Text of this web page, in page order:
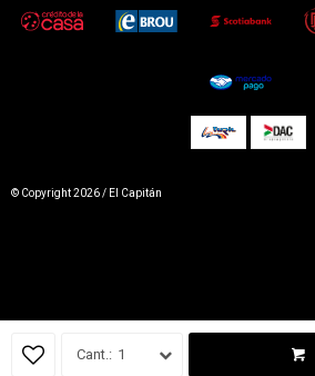
1
© Copyright 2026 / El Capitán